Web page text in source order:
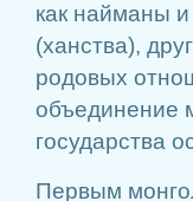
как найманы
(ханства),
родовых
объединение
государства
Первым